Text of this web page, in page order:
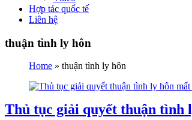
Hợp tác quốc tế
Liên hệ
thuận tình ly hôn
Home » thuận tình ly hôn
Thủ tục giải quyết thuận tình